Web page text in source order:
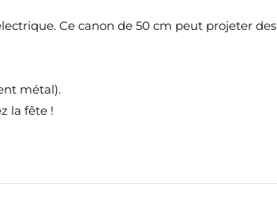
Ce canon de 50 cm peut projeter des
métal).
la fête !